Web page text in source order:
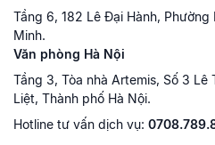
Tầng 6, 182 Lê Đại Hành, Phường
Minh.
Văn phòng Hà Nội
Tầng 3, Tòa nhà Artemis, Số 3 Lê
Liệt, Thành phố Hà Nội.
Hotline tư vấn dịch vụ: